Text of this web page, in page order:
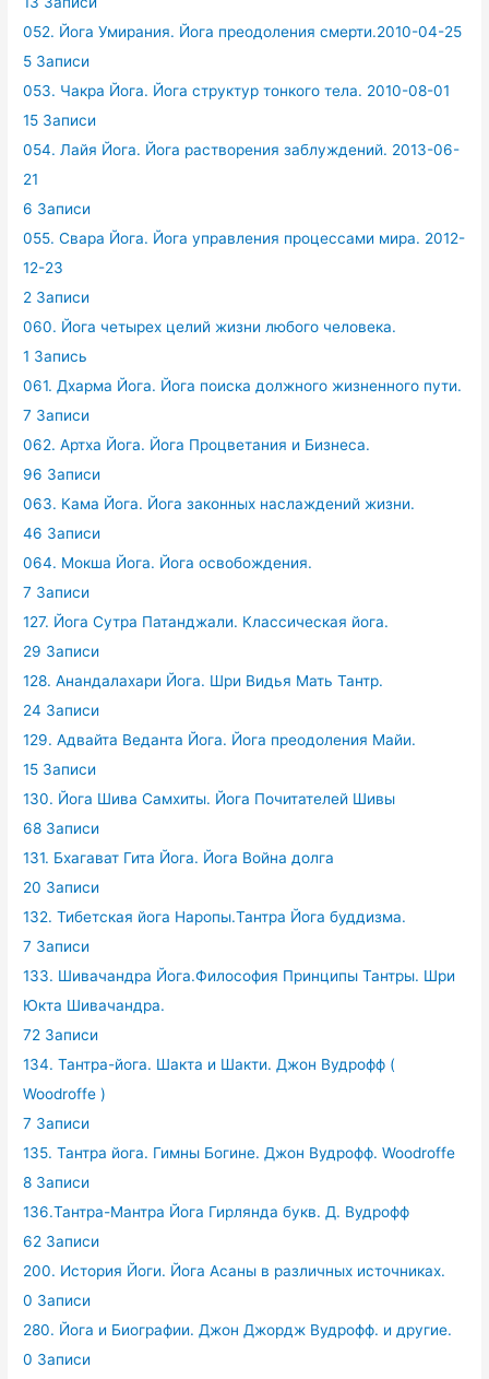
052. Йога Умирания. Йога преодоления смерти.2010-04-25
5 Записи
053. Чакра Йога. Йога структур тонкого тела. 2010-08-01
15 Записи
054. Лайя Йога. Йога растворения заблуждений. 2013-06-
21
6 Записи
055. Свара Йога. Йога управления процессами мира. 2012-
12-23
2 Записи
060. Йога четырех целий жизни любого человека.
1 Запись
061. Дхарма Йога. Йога поиска должного жизненного пути.
7 Записи
062. Артха Йога. Йога Процветания и Бизнеса.
96 Записи
063. Кама Йога. Йога законных наслаждений жизни.
46 Записи
064. Мокша Йога. Йога освобождения.
7 Записи
127. Йога Сутра Патанджали. Классическая йога.
29 Записи
128. Анандалахари Йога. Шри Видья Мать Тантр.
24 Записи
129. Адвайта Веданта Йога. Йога преодоления Майи.
15 Записи
130. Йога Шива Самхиты. Йога Почитателей Шивы
68 Записи
131. Бхагават Гита Йога. Йога Война долга
20 Записи
132. Тибетская йога Наропы.Тантра Йога буддизма.
7 Записи
133. Шивачандра Йога.Философия Принципы Тантры. Шри
Юкта Шивачандра.
72 Записи
134. Тантра-йога. Шакта и Шакти. Джон Вудрофф (
Woodroffe )
7 Записи
135. Тантра йога. Гимны Богине. Джон Вудрофф. Woodroffe
8 Записи
136.Тантра-Мантра Йога Гирлянда букв. Д. Вудрофф
62 Записи
200. История Йоги. Йога Асаны в различных источниках.
0 Записи
280. Йога и Биографии. Джон Джордж Вудрофф. и другие.
0 Записи